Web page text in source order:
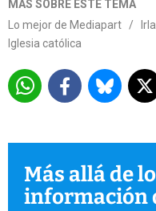
MÁS SOBRE ESTE TEMA
Lo mejor de Mediapart
/
Iglesia católica
Más allá de
información